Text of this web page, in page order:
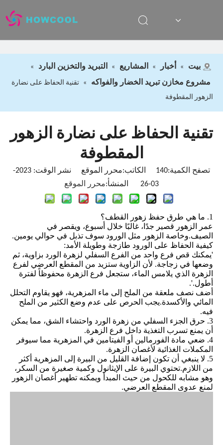
بيت » أخبار » المشاريع » التبريد والتخزين البارد »
مشروع مخازن تبريد الخضار والفواكه » تقنية الحفاظ على نضارة
الزهور المقطوفة
تقنية الحفاظ على نضارة الزهور
المقطوفة
تصفح الكمية:140
الكاتب:محرر الموقع نشر الوقت: 2023-
03-26 المنشأ:
محرر الموقع
1. ما هي طرق حفظ زهور القطف؟
عمر الزهور قصير جدًا، غالبًا خلال أسبوع، ويقصر في
الصيف.وخاصة الزهور مثل الورود سوف تذبل في حوالي يومين.
كيفية الحفاظ على الورود طازجة وطويلة الأمد:
'يمكنك قص فرع واحد من الفرع السفلي لزهرة الورد بزاوية، ثم
وضعها في زجاجة. لأن الزاوية ستزيد من المقطع العرضي لفرع
الزهرة الذي يلامس الماء، ستجعل فرع الزهرة محفوظاً لفترة
أطول.'.
أضف نصف ملعقة من الملح إلى ماء المزهرية، فهو يقاوم التحلل
المائي والأكسدة.يجب الحرص على عدم وضع الكثير من الملح
فيه.
3. حرق الجزء السفلي من زهرة الورد واحتشاء الشق، مما يمكن
أن يمنع تسرب التغذية داخل فرع الزهرة.
4. ضعي مادة الفورمالين أو الفيتامين في المزهرية مما سيوفر
المكملات الغذائية لأغصان الزهرة.
5. لا ينبغي أن تكون إضافة القليل من البيرة إلى المزهرية أكثر
من اللازم.تحتوي البيرة على الإيثانول وكمية صغيرة من السكر،
وهو مشابه للكحول من حيث المبدأ ويمكنه تطهير أغصان الزهور
لمنع عدوى المقطع العرضي.